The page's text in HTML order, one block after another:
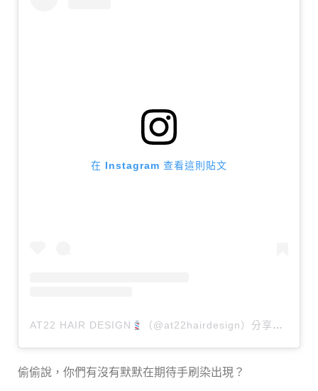
在 Instagram 查看這則貼文
AT22 HAIR DESIGN （@at22hairdesign）分享的貼文
偷偷說，你們有沒有默默在期待手刷染出現？